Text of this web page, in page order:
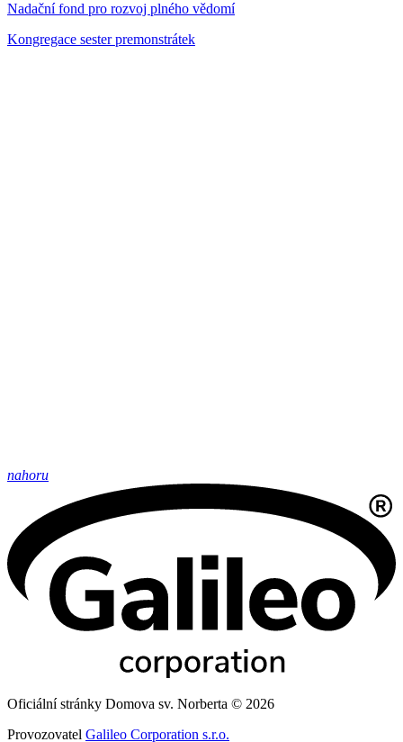
Nadační fond pro rozvoj plného vědomí
Kongregace sester premonstrátek
nahoru
Oficiální stránky Domova sv. Norberta © 2026
Provozovatel Galileo Corporation s.r.o.